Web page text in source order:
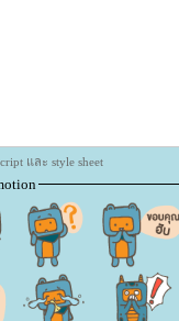
และ style sheet